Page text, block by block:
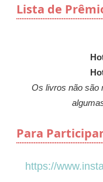
Lista de
Os livros não são
Para
https://